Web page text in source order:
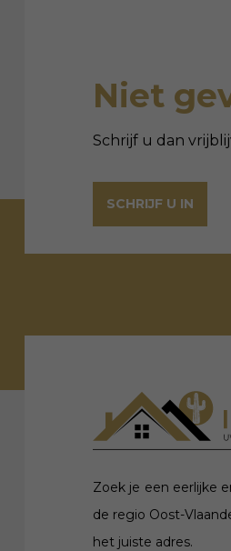
Niet
Schrijf u dan
SCHRIJF U IN
Zoek je een eerlijke
de regio Oost-
het juiste adres.